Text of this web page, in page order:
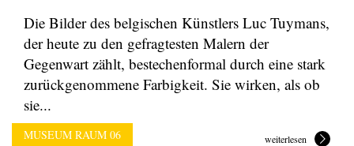
MUSEUM RAUM 06
Die Bilder des belgischen Künstlers Luc Tuymans,
der heute zu den gefragtesten Malern der
Gegenwart zählt, bestechenformal durch eine stark
zurückgenommene Farbigkeit. Sie wirken, als ob
sie...
weiterlesen